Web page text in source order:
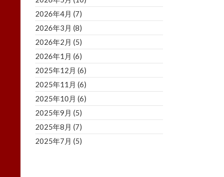
2026年4月 (7)
2026年3月 (8)
2026年2月 (5)
2026年1月 (6)
2025年12月 (6)
2025年11月 (6)
2025年10月 (6)
2025年9月 (5)
2025年8月 (7)
2025年7月 (5)